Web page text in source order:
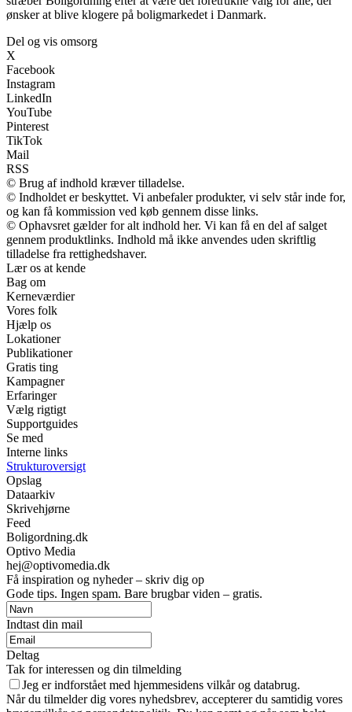
ønsker at blive klogere på boligmarkedet i Danmark.
Del og vis omsorg
X
Facebook
Instagram
LinkedIn
YouTube
Pinterest
TikTok
Mail
RSS
© Brug af indhold kræver tilladelse.
© Indholdet er beskyttet. Vi anbefaler produkter, vi selv står inde for,
og kan få kommission ved køb gennem disse links.
© Ophavsret gælder for alt indhold her. Vi kan få en del af salget
gennem produktlinks. Indhold må ikke anvendes uden skriftlig
tilladelse fra rettighedshaver.
Lær os at kende
Bag om
Kerneværdier
Vores folk
Hjælp os
Lokationer
Publikationer
Gratis ting
Kampagner
Erfaringer
Vælg rigtigt
Supportguides
Se med
Interne links
Strukturoversigt
Opslag
Dataarkiv
Skrivehjørne
Feed
Boligordning.dk
Optivo Media
hej@optivomedia.dk
Få inspiration og nyheder – skriv dig op
Gode tips. Ingen spam. Bare brugbar viden – gratis.
Indtast din mail
Deltag
Tak for interessen og din tilmelding
Jeg er indforstået med hjemmesidens vilkår og databrug.
Når du tilmelder dig vores nyhedsbrev, accepterer du samtidig vores